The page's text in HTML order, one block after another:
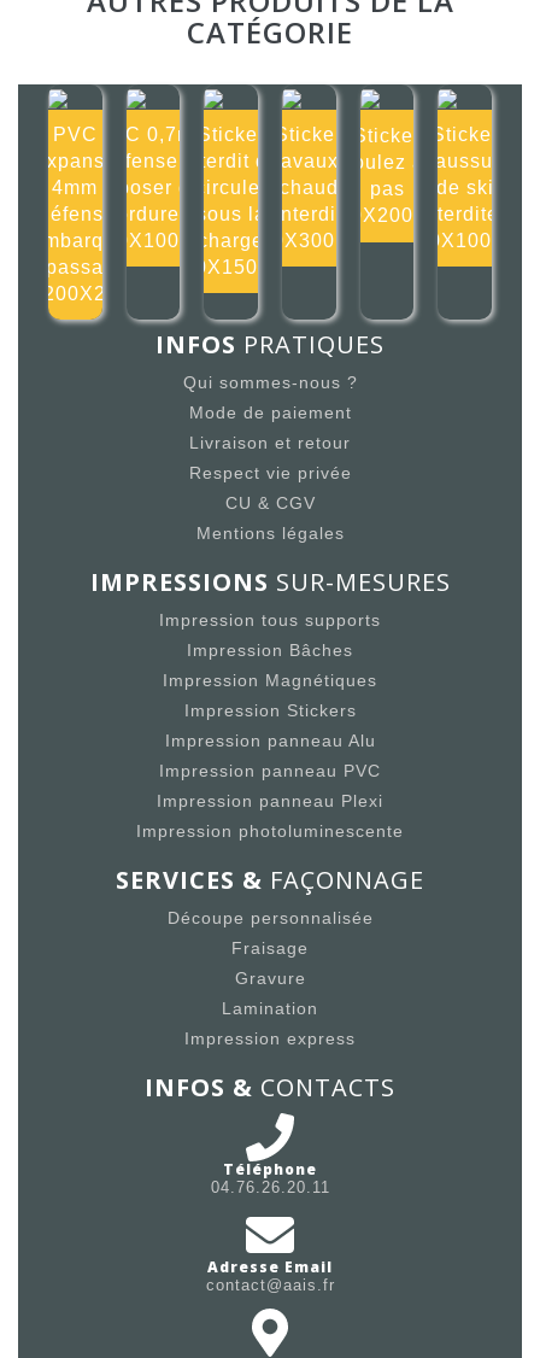
CATÉGORIE
PVC
Expansé
4mm
Défense
d'embarquer
un passager
200X2
PVC 0,7mm
Défense de
déposer des
ordures
100X100mm
Sticker
Interdit de
circuler
sous la
charge
150X150mm
Sticker
Travaux à
chaud
interdit
300X300mm
Sticker
Roulez au
pas
200X200mm
Sticker
Chaussures
de ski
interdites
100X100mm
INFOS PRATIQUES
Qui sommes-nous ?
Mode de paiement
Livraison et retour
Respect vie privée
CU & CGV
Mentions légales
IMPRESSIONS SUR-MESURES
Impression tous supports
Impression Bâches
Impression Magnétiques
Impression Stickers
Impression panneau Alu
Impression panneau PVC
Impression panneau Plexi
Impression photoluminescente
SERVICES & FAÇONNAGE
Découpe personnalisée
Fraisage
Gravure
Lamination
Impression express
INFOS & CONTACTS
Téléphone
04.76.26.20.11
Adresse Email
contact@aais.fr